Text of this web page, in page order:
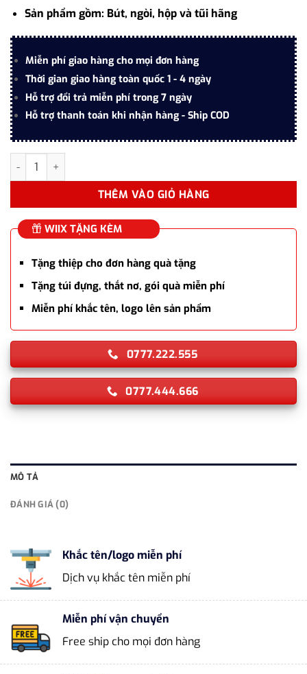
Sản phẩm gồm: Bút, ngòi, hộp và tũi hãng
Miễn phí giao hàng cho mọi đơn hàng
Thời gian giao hàng toàn quốc 1 - 4 ngày
Hỗ trợ đổi trả miễn phí trong 7 ngày
Hỗ trợ thanh toán khi nhận hàng - Ship COD
Bút bi ký tên Parker JOT X-STAIN Steel CT TB6-1953344 chính
THÊM VÀO GIỎ HÀNG
WIIX TẶNG KÈM
Tặng thiệp cho đơn hàng quà tặng
Tặng túi đựng, thắt nơ, gói quà miễn phí
Miễn phí khắc tên, logo lên sản phẩm
0777.222.555
0777.444.666
MÔ TẢ
ĐÁNH GIÁ (0)
Khắc tên/logo miễn phí
Dịch vụ khắc tên miễn phí
Miễn phí vận chuyển
Free ship cho mọi đơn hàng